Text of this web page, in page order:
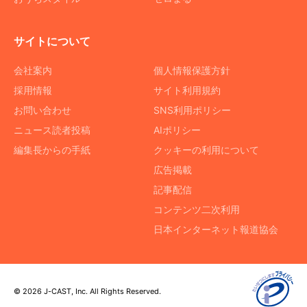
サイトについて
会社案内
採用情報
お問い合わせ
ニュース読者投稿
編集長からの手紙
個人情報保護方針
サイト利用規約
SNS利用ポリシー
AIポリシー
クッキーの利用について
広告掲載
記事配信
コンテンツ二次利用
日本インターネット報道協会
© 2026 J-CAST, Inc. All Rights Reserved.